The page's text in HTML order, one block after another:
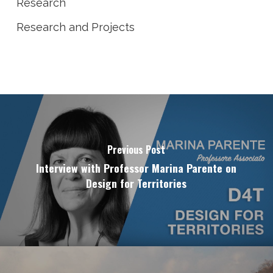
Research and Projects
Previous Post
Interview with Professor Marina Parente on
Design for Territories